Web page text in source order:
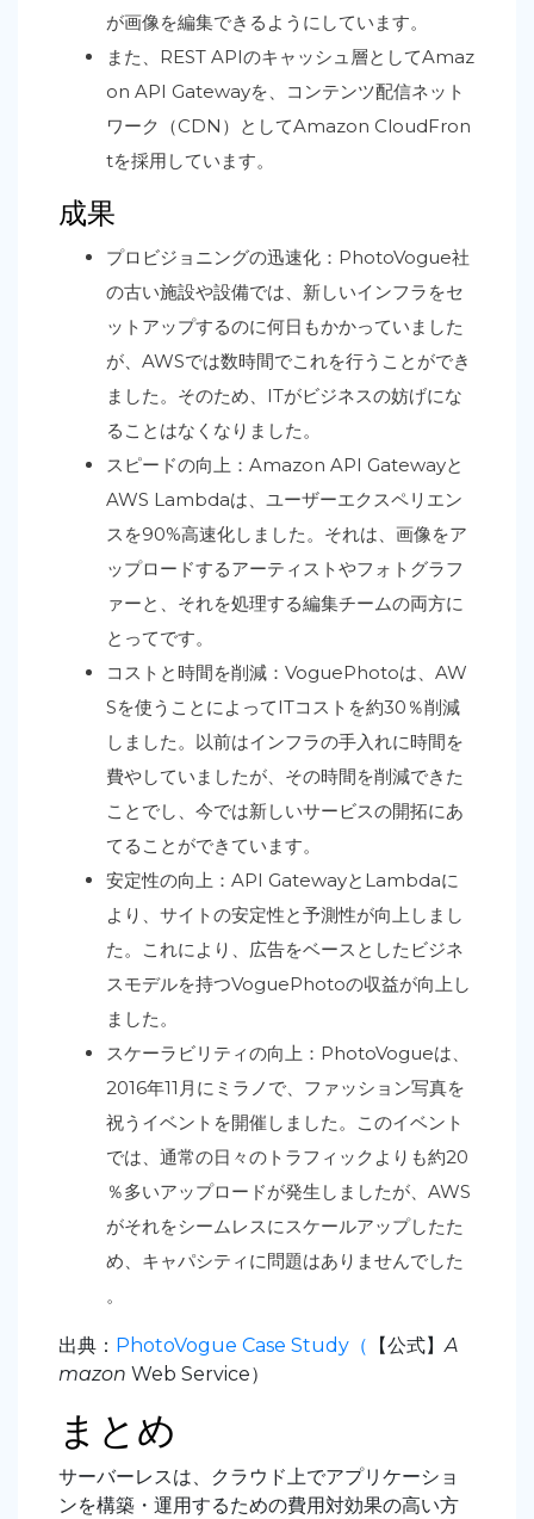
が画像を編集できるようにしています。
また、REST APIのキャッシュ層としてAmaz
on API Gatewayを、コンテンツ配信ネット
ワーク（CDN）としてAmazon CloudFron
tを採用しています。
成果
プロビジョニングの迅速化：PhotoVogue社
の古い施設や設備では、新しいインフラをセ
ットアップするのに何日もかかっていました
が、AWSでは数時間でこれを行うことができ
ました。そのため、ITがビジネスの妨げにな
ることはなくなりました。
スピードの向上：Amazon API Gatewayと
AWS Lambdaは、ユーザーエクスペリエン
スを90%高速化しました。それは、画像をア
ップロードするアーティストやフォトグラフ
ァーと、それを処理する編集チームの両方に
とってです。
コストと時間を削減：VoguePhotoは、AW
Sを使うことによってITコストを約30％削減
しました。以前はインフラの手入れに時間を
費やしていましたが、その時間を削減できた
ことでし、今では新しいサービスの開拓にあ
てることができています。
安定性の向上：API GatewayとLambdaに
より、サイトの安定性と予測性が向上しまし
た。これにより、広告をベースとしたビジネ
スモデルを持つVoguePhotoの収益が向上し
ました。
スケーラビリティの向上：PhotoVogueは、
2016年11月にミラノで、ファッション写真を
祝うイベントを開催しました。このイベント
では、通常の日々のトラフィックよりも約20
％多いアップロードが発生しましたが、AWS
がそれをシームレスにスケールアップしたた
め、キャパシティに問題はありませんでした
。
出典： PhotoVogue Case Study（ 【公式】A
mazon Web Service）
まとめ
サーバーレスは、クラウド上でアプリケーショ
ンを構築・運用するための費用対効果の高い方